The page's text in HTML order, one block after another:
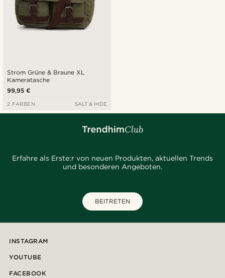
Strom Grüne & Braune XL
Kameratasche
99,95 €
2 FARBEN SALT & HIDE
Erfahre als Erste:r von neuen Produkten, aktuellen Trends
und besonderen Angeboten.
BEITRETEN
INSTAGRAM
YOUTUBE
FACEBOOK